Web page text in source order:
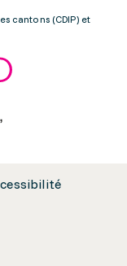
cantons (CDIP) et